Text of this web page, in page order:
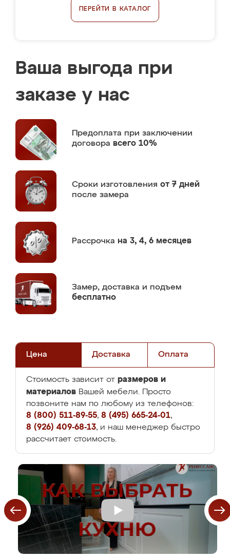
ПЕРЕЙТИ В КАТАЛОГ
Ваша выгода при
заказе у нас
Предоплата при заключении
договора всего 10%
Сроки изготовления от 7 дней
после замера
Рассрочка на 3, 4, 6 месяцев
Замер, доставка и подъем
бесплатно
Цена Доставка Оплата
Стоимость зависит от размеров и
материалов Вашей мебели. Просто
позвоните нам по любому из телефонов:
8 (800) 511-89-55, 8 (495) 665-24-01,
8 (926) 409-68-13, и наш менеджер быстро
рассчитает стоимость.